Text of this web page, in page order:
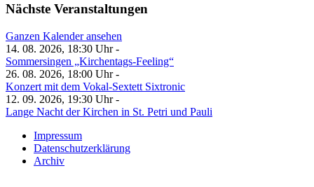
Nächste Veranstaltungen
Ganzen Kalender ansehen
14. 08. 2026, 18:30 Uhr -
Sommersingen „Kirchentags-Feeling“
26. 08. 2026, 18:00 Uhr -
Konzert mit dem Vokal-Sextett Sixtronic
12. 09. 2026, 19:30 Uhr -
Lange Nacht der Kirchen in St. Petri und Pauli
Impressum
Datenschutzerklärung
Archiv